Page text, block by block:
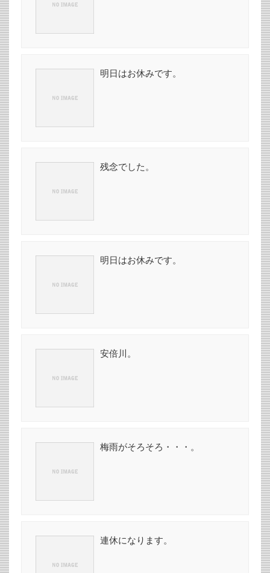
明日はお休みです。
残念でした。
明日はお休みです。
安倍川。
梅雨がそろそろ・・・。
連休になります。